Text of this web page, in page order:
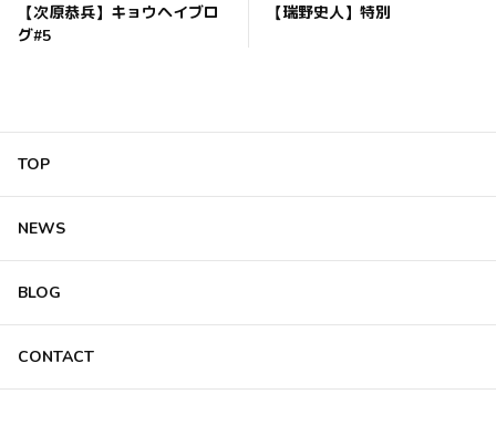
【次原恭兵】キョウヘイブロ
グ#5
【瑞野史人】特別
TOP
NEWS
BLOG
CONTACT